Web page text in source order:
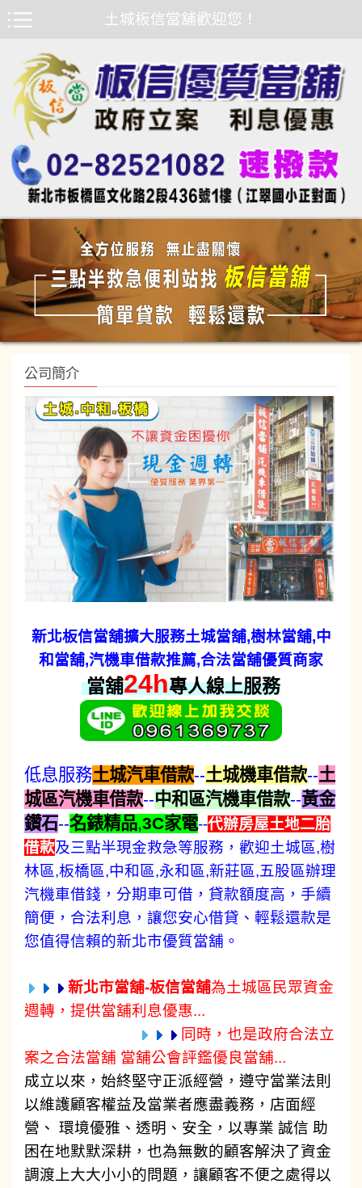
土城板信當舖歡迎您！
公司簡介
新北板信當舖擴大服務土城當舖,樹林當舖,中
和當舖,汽機車借款推薦,合法當舖優質商家
當舖24h專人線上服務
低息服務土城汽車借款--土城機車借款--土
城區汽機車借款--中和區汽機車借款--黃金
鑽石--名錶精品,3C家電--代辦房屋土地二胎
借款及三點半現金救急等服務，歡迎土城區,樹
林區,板橋區,中和區,永和區,新莊區,五股區辦理
汽機車借錢，分期車可借，貸款額度高，手續
簡便，合法利息，讓您安心借貸、輕鬆還款是
您值得信賴的新北市優質當舖。
新北市當舖-板信當舖為土城區民眾資金
週轉，提供當舖利息優惠...
同時，也是政府合法立
案之合法當舖 當舖公會評鑑優良當舖...
成立以來，始終堅守正派經營，遵守當業法則
以維護顧客權益及當業者應盡義務，店面經
營、 環境優雅、透明、安全，以專業 誠信 助
困在地默默深耕，也為無數的顧客解決了資金
調渡上大大小小的問題，讓顧客不便之處得以